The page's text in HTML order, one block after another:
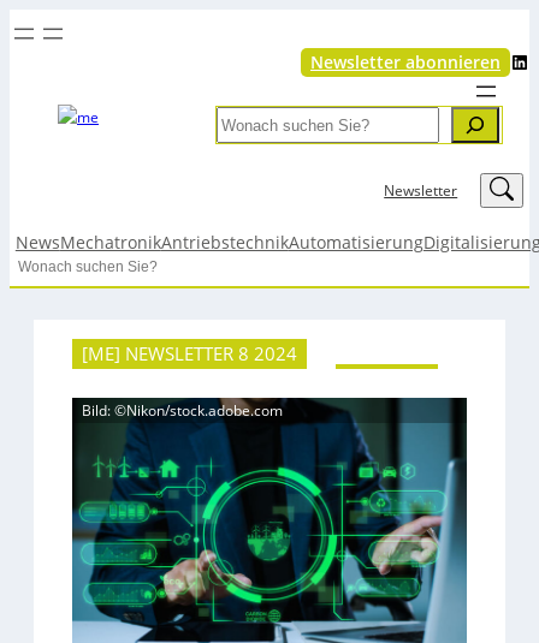
Newsletter abonnieren LinkedIn
Search
Newsletter LinkedIn
NewsMechatronikAntriebstechnikAutomatisierung
Search
[ME] NEWSLETTER 8 2024
Bild: ©Nikon/stock.adobe.com